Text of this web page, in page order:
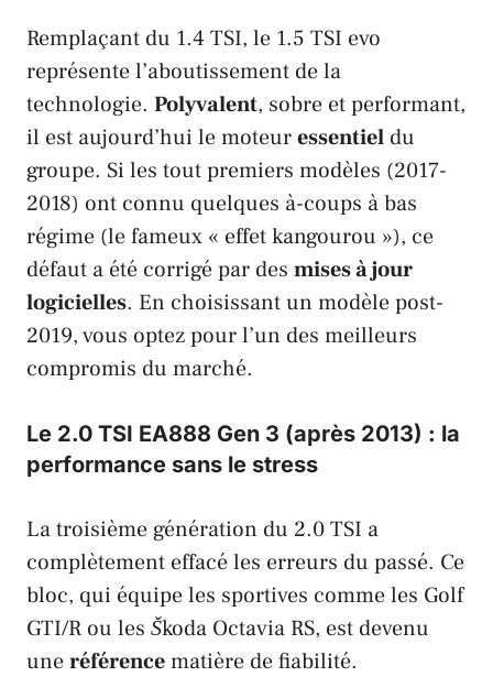
Remplaçant du 1.4 TSI, le 1.5 TSI evo
représente l’aboutissement de la
technologie. Polyvalent, sobre et performant,
il est aujourd’hui le moteuressentiel du
groupe. Si les tout premiers modèles (2017-
2018) ont connu quelques à-coups à bas
régime (le fameux « effet kangourou »), ce
défaut a été corrigé par des mises à jour
logicielles. En choisissant un modèle post-
2019, vous optez pour l’un des meilleurs
compromis du marché.
Le 2.0 TSI EA888 Gen 3 (après 2013) : la
performance sans le stress
La troisième génération du 2.0TSI a
complètement effacé les erreurs du passé. Ce
bloc, qui équipe les sportives comme les Golf
GTI/R ou les Škoda Octavia RS, est devenu
uneréférencematière de fiabilité.